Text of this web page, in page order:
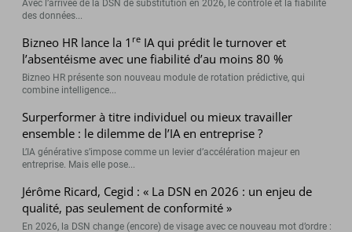
Avec l’arrivée de la DSN de substitution en 2026, le contrôle et la fiabilité
des données...
Bizneo HR lance la 1 re IA qui prédit le turnover et
l’absentéisme avec une fiabilité d’au moins 80 %
Bizneo HR présente son nouveau module de rotation prédictive, qui
combine intelligence...
Surperformer à titre individuel ou mieux travailler
ensemble : le dilemme de l’IA en entreprise ?
L’IA générative s’impose comme un levier d’accélération majeur en
entreprise. Mais elle pose...
Jérôme Ricard, Cegid : « La DSN en 2026 : un enjeu de
qualité, pas seulement de conformité »
En 2026, la DSN change (encore) de visage avec ce nouveau mot d’ordre :